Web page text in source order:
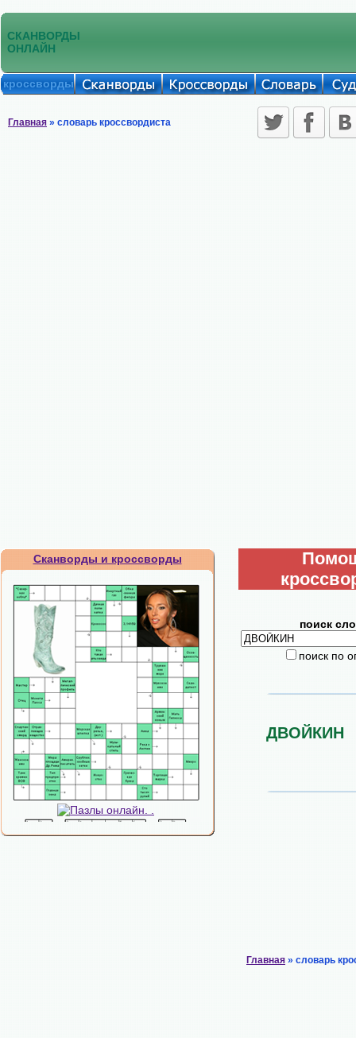
СКАНВОРДЫ
ОНЛАЙН
кроссворды
Главная » словарь кроссвордиста
Сканворды и кроссворды
поиск
поиск по
ДВОЙКИН
Главная » словарь